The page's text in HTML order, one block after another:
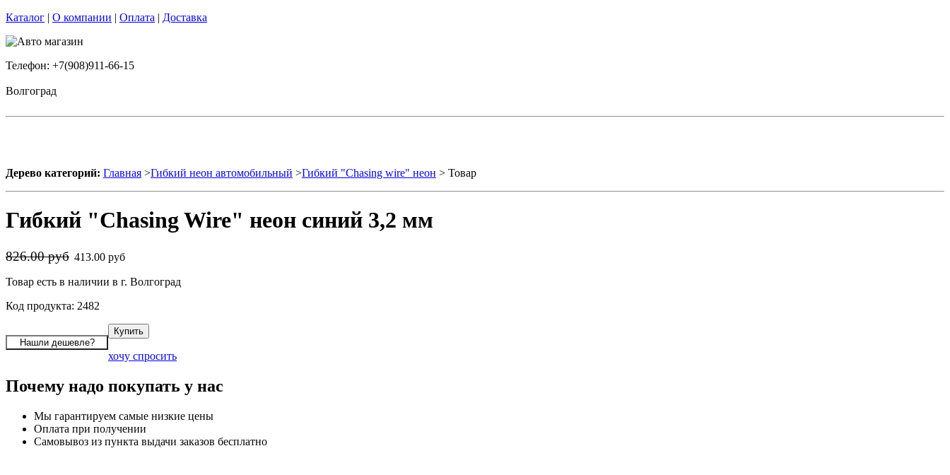
Каталог | О компании | Оплата | Доставка
Телефон: +7(908)911-66-15
Волгоград
Дерево категорий: Главная >Гибкий неон автомобильный >Гибкий "Chasing wire" неон > Товар
Гибкий "Chasing Wire" неон синий 3,2 мм
826.00 руб 413.00 руб
Товар есть в наличии в г. Волгоград
Код продукта: 2482
хочу спросить
Почему надо покупать у нас
Мы гарантируем самые низкие цены
Оплата при получении
Самовывоз из пункта выдачи заказов бесплатно